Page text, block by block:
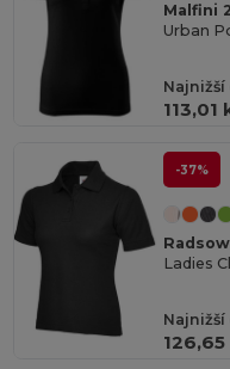
Malfini
Urban
Najnižší
113,01
-37%
Ladies
Najnižší